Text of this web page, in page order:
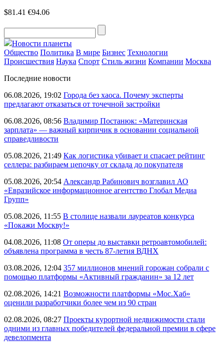
$81.41 €94.06
Новости планеты
Общество Политика В мире Бизнес Технологии
Происшествия Наука Спорт Стиль жизни Компании Москва
Последние новости
06.08.2026, 19:02 Города без хаоса. Почему эксперты
предлагают отказаться от точечной застройки
06.08.2026, 08:56 Владимир Постанюк: «Материнская
зарплата» — важный кирпичик в основании социальной
справедливости
05.08.2026, 21:49 Как логистика убивает и спасает рейтинг
селлера: разбираем цепочку от склада до покупателя
05.08.2026, 20:54 Александр Рабинович возглавил АО
«Евразийское информационное агентство Глобал Медиа
Групп»
05.08.2026, 11:55 В столице назвали лауреатов конкурса
«Покажи Москву!»
04.08.2026, 11:08 От оперы до выставки ретроавтомобилей:
объявлена программа в честь 87-летия ВДНХ
03.08.2026, 12:04 357 миллионов мнений горожан собрали с
помощью платформы «Активный гражданин» за 12 лет
02.08.2026, 14:21 Возможности платформы «Мос.Хаб»
оценили разработчики более чем из 90 стран
02.08.2026, 08:27 Проекты курортной недвижимости стали
одними из главных победителей федеральной премии в сфере
девелопмента